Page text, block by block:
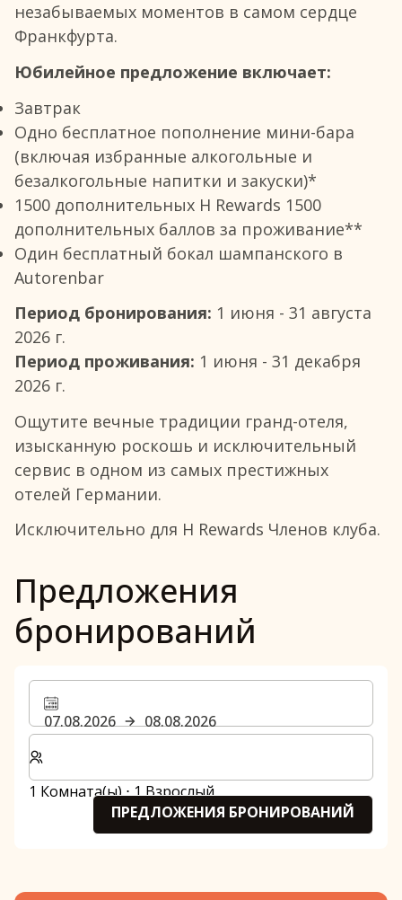
незабываемых моментов в самом сердце
Франкфурта.
Юбилейное предложение включает:
Завтрак
Одно бесплатное пополнение мини-бара
(включая избранные алкогольные и
безалкогольные напитки и закуски)*
1500 дополнительных H Rewards 1500
дополнительных баллов за проживание**
Один бесплатный бокал шампанского в
Autorenbar
Период бронирования: 1 июня - 31 августа
2026 г.
Период проживания: 1 июня - 31 декабря
2026 г.
Ощутите вечные традиции гранд-отеля,
изысканную роскошь и исключительный
сервис в одном из самых престижных
отелей Германии.
Исключительно для H Rewards Членов клуба.
Предложения
бронирований
07.08.2026
08.08.2026
Выберите количество комнат и гостей для вашего
1 Комната(ы) ⋅ 1 Взрослый
ПРЕДЛОЖЕНИЯ БРОНИРОВАНИЙ